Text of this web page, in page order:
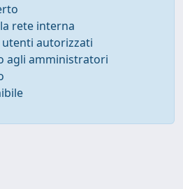
rete interna
autorizzati
agli amministratori